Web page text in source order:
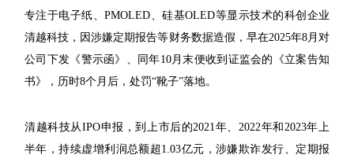
专注于电子纸、PMOLED、硅基OLED等显示技术的科创企业
清越科技，因涉嫌定期报告等财务数据造假，早在2025年8月对
公司下发《警示函》、同年10月末便收到证监会的《立案告知
书》，历时8个月后，处罚“靴子”落地。
清越科技从IPO申报，到上市后的2021年、2022年和2023年上
半年，持续虚增利润总额超1.03亿元，涉嫌欺诈发行、定期报